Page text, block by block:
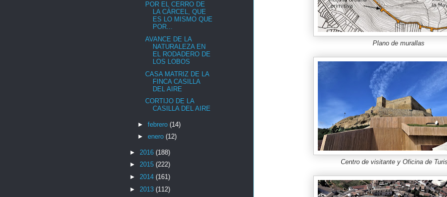
Plano de murallas
Centro de visitante y Oficina de
POR EL CERRO DE
LA CÁRCEL, QUE
ES LO MISMO QUE
POR...
AVANCE DE LA
NATURALEZA EN
EL RODADERO DE
LOS LOBOS
CASA MATRIZ DE LA
FINCA CASILLA
DEL AIRE
CORTIJO DE LA
CASILLA DEL AIRE
► febrero (14)
► enero (12)
► 2016 (188)
► 2015 (222)
► 2014 (161)
► 2013 (112)